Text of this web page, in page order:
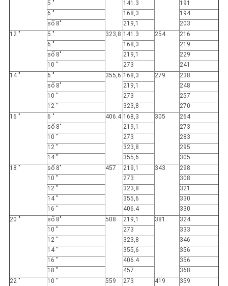
5 "
141.3
191
6 "
168,3
194
số 8"
219,1
203
12 "
5 " 323,8 141.3 254
216
6 "
168,3
219
số 8"
219,1
229
10 "
273
241
14 "
6 " 355,6 168,3 279
238
số 8"
219,1
248
10 "
273
257
12 "
323,8
270
16 "
6 " 406.4 168,3 305
264
số 8"
219,1
273
10 "
273
283
12 "
323,8
295
14 "
355,6
305
18 "
số 8" 457 219,1 343
298
10 "
273
308
12 "
323,8
321
14 "
355,6
330
16 "
406.4
330
20 "
số 8" 508 219,1 381
324
10 "
273
333
12 "
323,8
346
14 "
355,6
356
16 "
406.4
356
18 "
457
368
22 "
10 " 559 273 419
359